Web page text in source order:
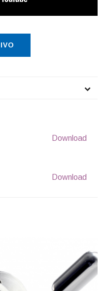
Download
Download